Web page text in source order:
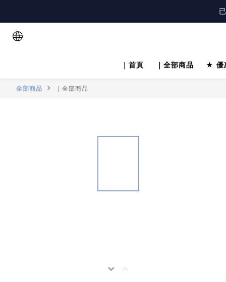
註
註
｜首頁 ｜全部商品 ★ 優
全部商品 ｜全部商品